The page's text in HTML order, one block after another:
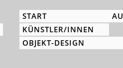
START
KÜNSTLER/INNEN
OBJEKT-DESIGN